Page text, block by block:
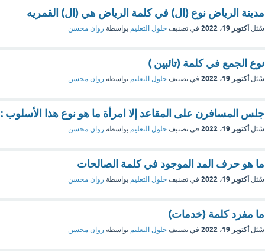
مدينة الرياض نوع (ال) في كلمة الرياض هي (ال) القمريه
سُئل أكتوبر 19، 2022 في تصنيف حلول التعليم بواسطة روان محسن
نوع الجمع في كلمة (تائبين )
سُئل أكتوبر 19، 2022 في تصنيف حلول التعليم بواسطة روان محسن
جلس المسافرن على المقاعد إلا امرأة ما هو نوع هذا الأسلوب :
سُئل أكتوبر 19، 2022 في تصنيف حلول التعليم بواسطة روان محسن
ما هو حرف المد الموجود في كلمة الصالحات
سُئل أكتوبر 19، 2022 في تصنيف حلول التعليم بواسطة روان محسن
ما مفرد كلمة (خدمات)
سُئل أكتوبر 19، 2022 في تصنيف حلول التعليم بواسطة روان محسن